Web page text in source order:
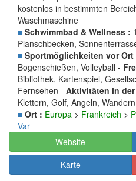
kostenlos in bestimmten
Waschmaschine
■ Schwimmbad & Wellness :
Planschbecken,
■ Sportmöglichkeiten vor Ort
Bogenschießen, Volleyball -
Bibliothek, Kartenspiel,
Fernsehen - Aktivitäten in der
Klettern, Golf, Angeln,
■ Ort : Europa > Frankreich >
Var
Website
Karte